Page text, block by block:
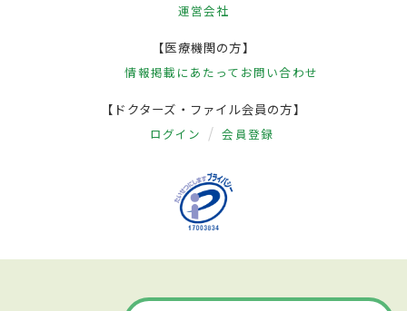
運営会社
【医療機関の方】
情報掲載にあたって お問い合わせ
【ドクターズ・ファイル会員の方】
ログイン 会員登録